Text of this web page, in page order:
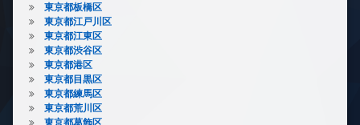
東京都板橋区
東京都江戸川区
東京都江東区
東京都渋谷区
東京都港区
東京都目黒区
東京都練馬区
東京都荒川区
東京都葛飾区